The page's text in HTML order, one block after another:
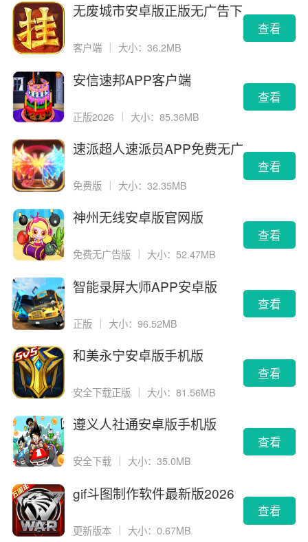
无废城市安卓版正版无广告下
客户端 大小：36.2MB
查看
安信速邦APP客户端
正版2026 ｜ 大小：85.36MB
查看
速派超人速派员APP免费无广
免费版 大小：32.35MB
查看
神州无线安卓版官网版
免费无广告版 大小：52.47MB
查看
智能录屏大师APP安卓版
正版 ｜ 大小：96.52MB
查看
和美永宁安卓版手机版
安全下载正版 大小：81.56MB
查看
遵义人社通安卓版手机版
安全下载 大小：35.0MB
查看
gif斗图制作软件最新版2026
更新版本 ｜ 大小：0.67MB
查看